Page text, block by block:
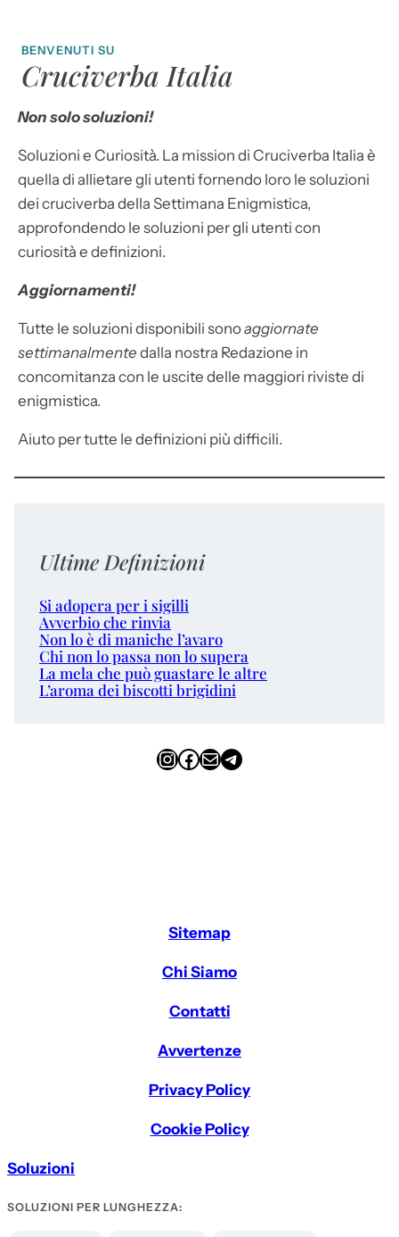
BENVENUTI SU
Cruciverba Italia
Non solo soluzioni!
Soluzioni e Curiosità. La mission di Cruciverba Italia è
quella di allietare gli utenti fornendo loro le soluzioni
dei cruciverba della Settimana Enigmistica,
approfondendo le soluzioni per gli utenti con
curiosità e definizioni.
Aggiornamenti!
Tutte le soluzioni disponibili sonoaggiornate
settimanalmente dalla nostra Redazione in
concomitanza con le uscite delle maggiori riviste di
enigmistica.
Aiuto per tutte le definizioni più difficili.
Ultime Definizioni
Si adopera per i sigilli
Avverbio che rinvia
Non lo è di maniche l’avaro
Chi non lo passa non lo supera
La mela che può guastare le altre
L’aroma dei biscotti brigidini
InstagramFacebook Email Telegram
Sitemap
Chi Siamo
Contatti
Avvertenze
Privacy Policy
Cookie Policy
Soluzioni
SOLUZIONI PER LUNGHEZZA: